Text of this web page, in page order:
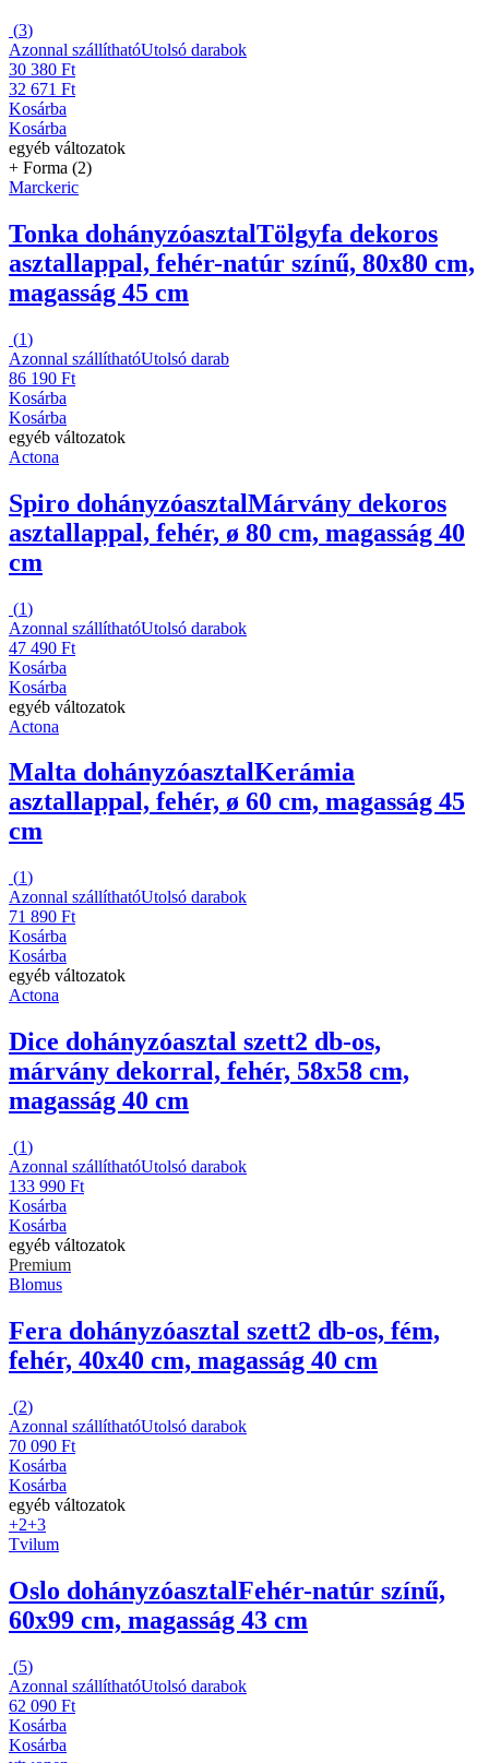
(3)
Azonnal szállíthatóUtolsó darabok
30 380 Ft
32 671 Ft
Kosárba
Kosárba
egyéb változatok
+ Forma (2)
Marckeric
Tonka dohányzóasztalTölgyfa dekoros
asztallappal, fehér-natúr színű, 80x80 cm,
magasság 45 cm
(1)
Azonnal szállíthatóUtolsó darab
86 190 Ft
Kosárba
Kosárba
egyéb változatok
Actona
Spiro dohányzóasztalMárvány dekoros
asztallappal, fehér, ø 80 cm, magasság 40
cm
(1)
Azonnal szállíthatóUtolsó darabok
47 490 Ft
Kosárba
Kosárba
egyéb változatok
Actona
Malta dohányzóasztalKerámia
asztallappal, fehér, ø 60 cm, magasság 45
cm
(1)
Azonnal szállíthatóUtolsó darabok
71 890 Ft
Kosárba
Kosárba
egyéb változatok
Actona
Dice dohányzóasztal szett2 db-os,
márvány dekorral, fehér, 58x58 cm,
magasság 40 cm
(1)
Azonnal szállíthatóUtolsó darabok
133 990 Ft
Kosárba
Kosárba
egyéb változatok
Premium
Blomus
Fera dohányzóasztal szett2 db-os, fém,
fehér, 40x40 cm, magasság 40 cm
(2)
Azonnal szállíthatóUtolsó darabok
70 090 Ft
Kosárba
Kosárba
egyéb változatok
+2+3
Tvilum
Oslo dohányzóasztalFehér-natúr színű,
60x99 cm, magasság 43 cm
(5)
Azonnal szállíthatóUtolsó darabok
62 090 Ft
Kosárba
Kosárba